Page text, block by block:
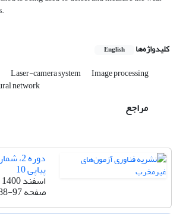
کلیدواژه‌ها English
Laser-camera system Image processing
network
مراجع
پیاپی 10
اسفند 1400
صفحه97